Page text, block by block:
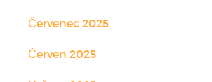
Červenec 2025
Červen 2025